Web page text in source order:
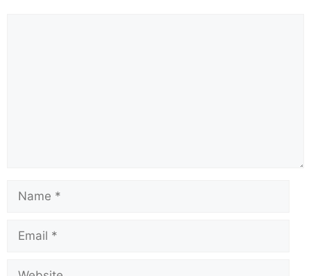
Name
Email
Website